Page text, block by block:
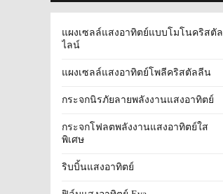
แผงเซลล์แสงอาทิตย์แบบโมโนคริสตัล
ไลน์
แผงเซลล์แสงอาทิตย์โพลีคริสตัลลีน
กระจกนิรภัยลายพลังงานแสงอาทิตย์
กระจกโฟลตพลังงานแสงอาทิตย์ใส
พิเศษ
ริบบิ้นแสงอาทิตย์